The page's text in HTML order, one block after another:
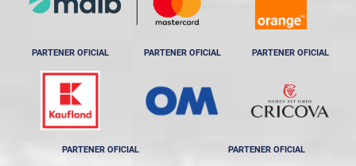
PARTENER OFICIAL PARTENER OFICIAL PARTENER OFICIAL
PARTENER OFICIAL PARTENER OFICIAL